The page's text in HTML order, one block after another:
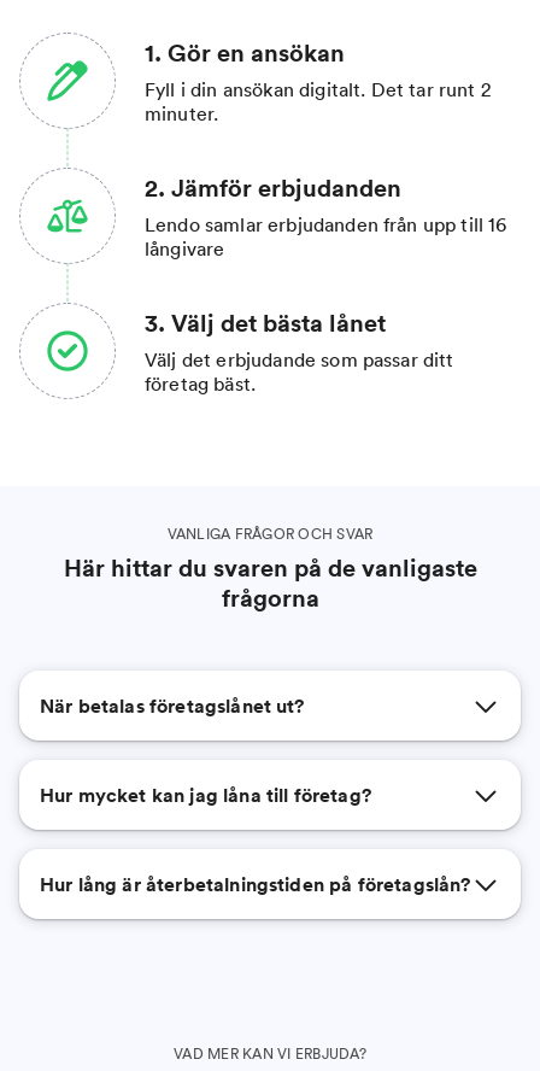
1. Gör en ansökan
Fyll i din ansökan digitalt. Det tar runt 2
minuter.
2. Jämför erbjudanden
Lendo samlar erbjudanden från upp till 16
långivare
3. Välj det bästa lånet
Välj det erbjudande som passar ditt
företag bäst.
VANLIGA FRÅGOR OCH SVAR
Här hittar du svaren på de vanligaste
frågorna
När betalas företagslånet ut?
Hur mycket kan jag låna till företag?
Hur lång är återbetalningstiden på företagslån?
VAD MER KAN VI ERBJUDA?